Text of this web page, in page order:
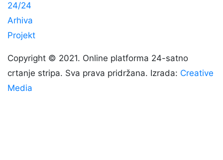
24/24
Arhiva
Projekt
Copyright © 2021. Online platforma 24-satno
crtanje stripa. Sva prava pridržana. Izrada: Creative
Media